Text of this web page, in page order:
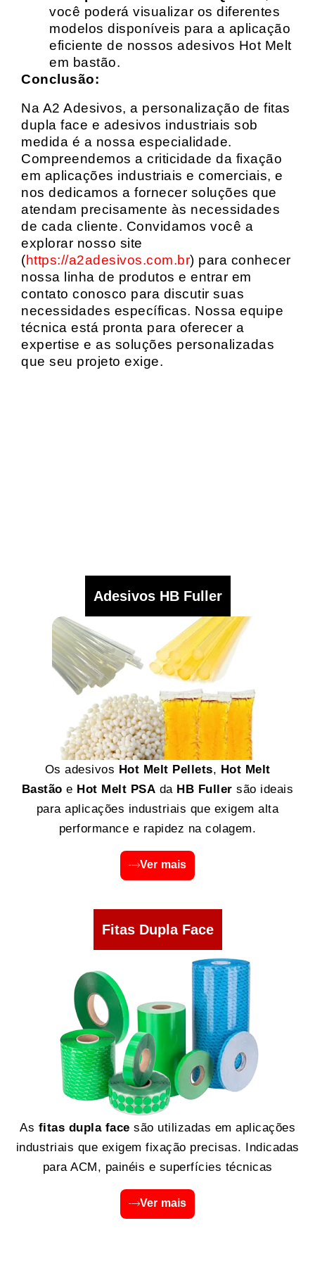
você poderá visualizar os diferentes
modelos disponíveis para a aplicação
eficiente de nossos adesivos Hot Melt
em bastão.
Conclusão:
Na A2 Adesivos, a personalização de fitas
dupla face e adesivos industriais sob
medida é a nossa especialidade.
Compreendemos a criticidade da fixação
em aplicações industriais e comerciais, e
nos dedicamos a fornecer soluções que
atendam precisamente às necessidades
de cada cliente. Convidamos você a
explorar nosso site
(https://a2adesivos.com.br) para conhecer
nossa linha de produtos e entrar em
contato conosco para discutir suas
necessidades específicas. Nossa equipe
técnica está pronta para oferecer a
expertise e as soluções personalizadas
que seu projeto exige.
Adesivos HB Fuller
Os adesivos Hot Melt Pellets, Hot Melt
Bastão e Hot Melt PSA da HB Fuller são ideais
para aplicações industriais que exigem alta
performance e rapidez na colagem.
Ver mais
Fitas Dupla Face
As fitas dupla face são utilizadas em aplicações
industriais que exigem fixação precisas. Indicadas
para ACM, painéis e superfícies técnicas
Ver mais